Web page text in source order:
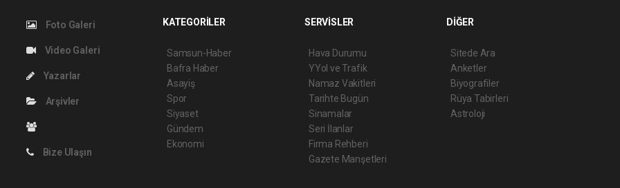
Foto Galeri
Video Galeri
Yazarlar
Arşivler
Bize Ulaşın
KATEGORİLER
Samsun-Haber
Bafra Haber
Asayiş
Spor
Siyaset
Gündem
Ekonomi
SERVİSLER
Hava Durumu
YYol ve Trafik
Namaz Vakitleri
Tarihte Bugün
Sinamalar
Seri İlanlar
Firma Rehberi
Gazete Manşetleri
DİĞER
Sitede Ara
Anketler
Biyografiler
Rüya Tabirleri
Astroloji